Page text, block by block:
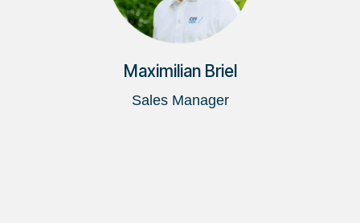
Maximilian Briel
Sales Manager